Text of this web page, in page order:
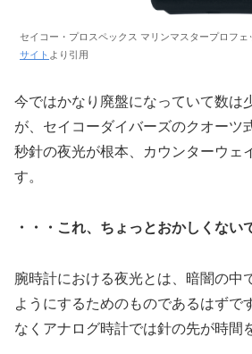
セイコー・プロスペックス マリンマスタープロフ
サイト より引用
今ではかなり廃盤になっていて数は
が、セイコーダイバーズのクオーツ
秒針の夜光が根本、カウンターウェ
す。
・・・これ、ちょっとおかしくない
腕時計における夜光とは、暗闇の中
ようにするためのものであるはずで
なくアナログ時計では針の先が時間